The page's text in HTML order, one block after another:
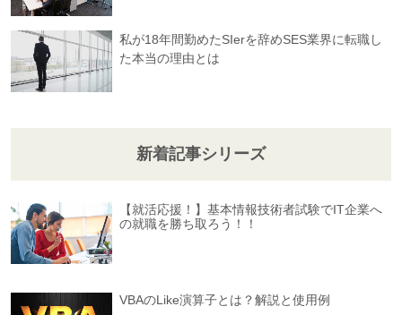
私が18年間勤めたSIerを辞めSES業界に転職し
た本当の理由とは
新着記事シリーズ
【就活応援！】基本情報技術者試験でIT企業へ
の就職を勝ち取ろう！！
VBAのLike演算子とは？解説と使用例